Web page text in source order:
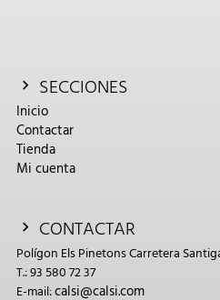
SECCIONES
Inicio
Contactar
Tienda
Mi cuenta
CONTACTAR
Polígon Els Pinetons Carretera
T.: 93 580 72 37
E-mail:calsi@calsi.com